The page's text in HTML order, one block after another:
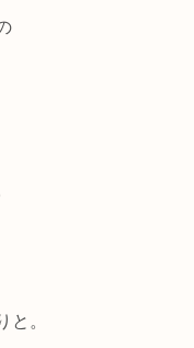
と。